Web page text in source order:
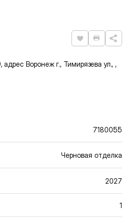
Нравится
Воронеж г., Тимирязева ул., ,
7180055
Черновая отделка
2027
1